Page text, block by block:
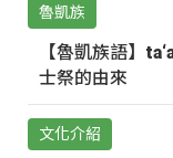
魯凱族
【魯凱族語】
士祭的由來
文化介紹